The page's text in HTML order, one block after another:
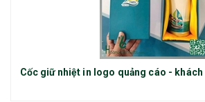
Cốc giữ nhiệt in logo quảng cáo -